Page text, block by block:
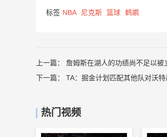
标签 NBA 尼克斯 篮球 鹈鹕
上一篇： 詹姆斯在湖人的功绩尚不足以
下一篇： TA：掘金计划匹配其他队对沃
热门视频